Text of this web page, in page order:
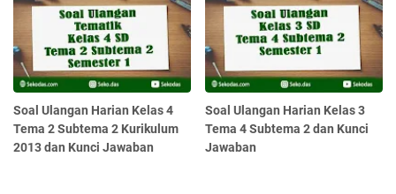
Soal Ulangan Harian Kelas 4
Tema 2 Subtema 2 Kurikulum
2013 dan Kunci Jawaban
Soal Ulangan Harian Kelas 3
Tema 4 Subtema 2 dan Kunci
Jawaban